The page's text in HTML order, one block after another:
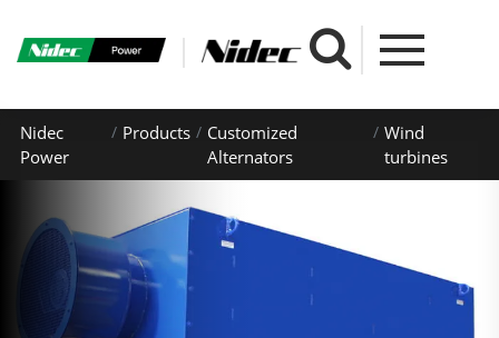
Nidec
Power
Products
Customized
Alternators
Wind
turbines